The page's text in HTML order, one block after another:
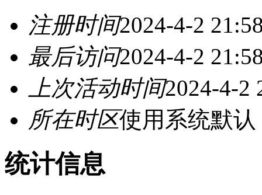
注册时间2024-4-2
最后访问2024-4-2
上次活动时间2024-4-2
所在时区使用系统默认
统计信息